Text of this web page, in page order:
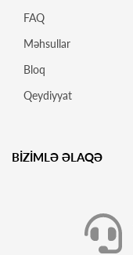
FAQ
Məhsullar
Bloq
Qeydiyyat
BİZİMLƏ ƏLAQƏ